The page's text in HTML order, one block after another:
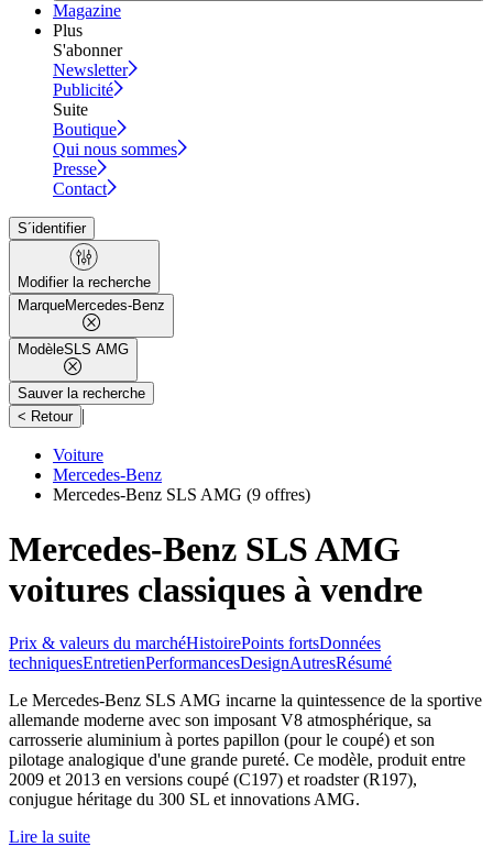
Magazine
Plus
S'abonner
Newsletter
Publicité
Suite
Boutique
Qui nous sommes
Presse
Contact
S´identifier
Modifier la recherche
MarqueMercedes-Benz
ModèleSLS AMG
Sauver la recherche
< Retour |
Voiture
Mercedes-Benz
Mercedes-Benz SLS AMG (9 offres)
Mercedes-Benz SLS AMG
voitures classiques à vendre
Prix & valeurs du marchéHistoirePoints fortsDonnées
techniquesEntretienPerformancesDesignAutresRésumé
Le Mercedes-Benz SLS AMG incarne la quintessence de la sportive
allemande moderne avec son imposant V8 atmosphérique, sa
carrosserie aluminium à portes papillon (pour le coupé) et son
pilotage analogique d'une grande pureté. Ce modèle, produit entre
2009 et 2013 en versions coupé (C197) et roadster (R197),
conjugue héritage du 300 SL et innovations AMG.
Lire la suite